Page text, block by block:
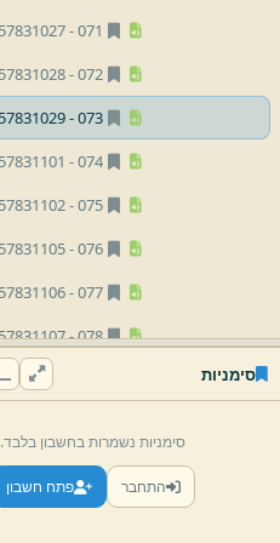
071 -
072 -
073 -
074 -
075 -
076 -
077 -
078 -
57831107.
081 -
57831113.
082 -
57831114.
סימניות
סימניות נשמרות בחשבון בלבד.
התחבר פתח חשבון